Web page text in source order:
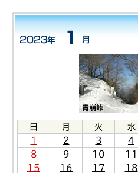
日 月 火 水
1
2 3 4
8
9 10 11
15
16 17 18